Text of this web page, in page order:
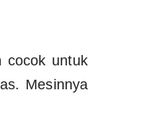
cocok untuk
Mesinnya